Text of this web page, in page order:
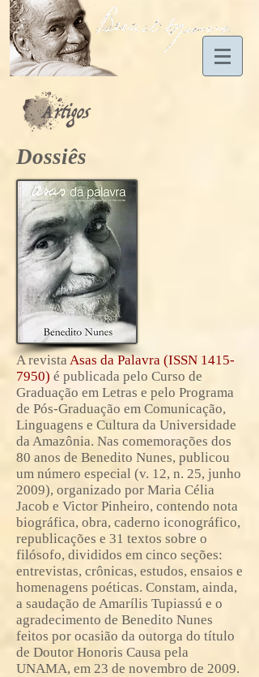
Dossiês
A revista Asas da Palavra (ISSN 1415-
7950) é publicada pelo Curso de
Graduação em Letras e pelo Programa
de Pós-Graduação em Comunicação,
Linguagens e Cultura da Universidade
da Amazônia. Nas comemorações dos
80 anos de Benedito Nunes, publicou
um número especial (v. 12, n. 25, junho
2009), organizado por Maria Célia
Jacob e Victor Pinheiro, contendo nota
biográfica, obra, caderno iconográfico,
republicações e 31 textos sobre o
filósofo, divididos em cinco seções:
entrevistas, crônicas, estudos, ensaios e
homenagens poéticas. Constam, ainda,
a saudação de Amarílis Tupiassú e o
agradecimento de Benedito Nunes
feitos por ocasião da outorga do título
de Doutor Honoris Causa pela
UNAMA, em 23 de novembro de 2009.